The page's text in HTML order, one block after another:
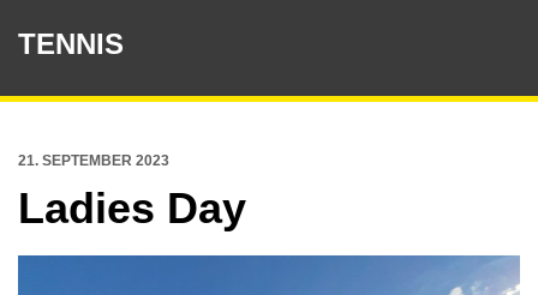
TENNIS
21. SEPTEMBER 2023
Ladies Day